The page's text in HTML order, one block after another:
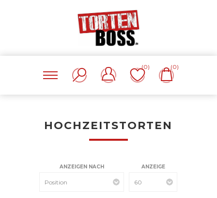
(0) (0)
HOCHZEITSTORTEN
ANZEIGEN NACH ANZEIGE